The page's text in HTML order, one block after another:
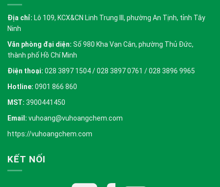
Địa chỉ: Lô 109, KCX&CN Linh Trung III, phường An Tịnh, tỉnh Tây
Ninh
Văn phòng đại diện: Số 980 Kha Vạn Cân, phường Thủ Đức,
thành phố Hồ Chí Minh
Điện thoại: 028 3897 1504 / 028 3897 0761 / 028 3896 9965
Hotline: 0901 866 860
MST: 3900441450
Email: vuhoang@vuhoangchem.com
https://vuhoangchem.com
KẾT NỐI